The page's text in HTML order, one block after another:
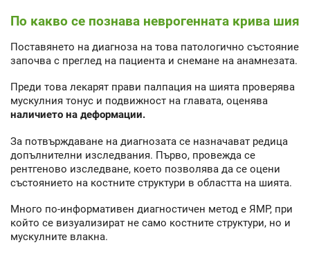
По какво се познава неврогенната крива шия
Поставянето на диагноза на това патологично състояние
започва с преглед на пациента и снемане на анамнезата.
Преди това лекарят прави палпация на шията проверява
мускулния тонус и подвижност на главата, оценява
наличието на деформации.
За потвърждаване на диагнозата се назначават редица
допълнителни изследвания. Първо, провежда се
рентгеново изследване, което позволява да се оцени
състоянието на костните структури в областта на шията.
Много по-информативен диагностичен метод е ЯМР, при
който се визуализират не само костните структури, но и
мускулните влакна.